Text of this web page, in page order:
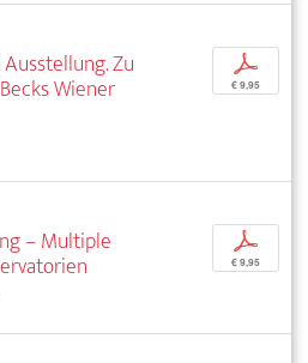
Zu
Wiener
p
€ 9,95
– Multiple
p
€ 9,95